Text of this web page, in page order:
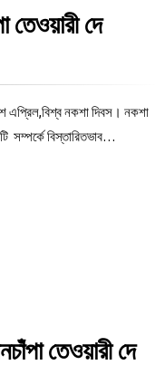
তেওয়ারী দে
এপ্রিল,বিশ্ব নকশা দিবস। নকশা
সম্পর্কে বিস্তারিতভাব…
তেওয়ারী দে